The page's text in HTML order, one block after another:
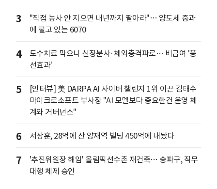
3
"직접 농사 안 지으면 내년까지 팔아라"… 양도세 중과
에 떨고 있는 6070
4
도수치료 막으니 신장분사·체외충격파로… 비급여 '풍
선효과'
5
[인터뷰] 美 DARPA AI 사이버 챌린지 1위 이끈 김태수
마이크로소프트 부사장 "AI 모델보다 중요한건 운영 체
계와 거버넌스"
6 서장훈, 28억에 산 양재역 빌딩 450억에 내놨다
7
'추진위원장 해임' 올림픽선수촌 재건축… 송파구, 직무
대행 체제 승인